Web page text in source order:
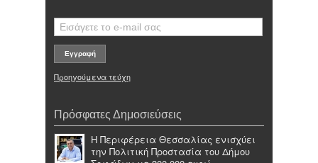
Προηγούμενα τεύχη
Πρόσφατες Δημοσιεύσεις
Η Περιφέρεια Θεσσαλίας ενισχύει
την Πολιτική Προστασία του Δήμου